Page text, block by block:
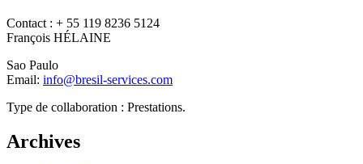
Contact : + 55 119 8236 5124
François HÉLAINE
Sao Paulo
Email: info@bresil-services.com
Type de collaboration : Prestations.
Archives